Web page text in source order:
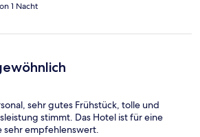
1 Nacht
sehr gutes Frühstück, tolle und
stimmt. Das Hotel ist für eine
sehr empfehlenswert.